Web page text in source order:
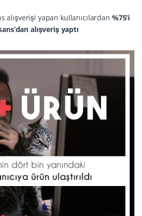
alışverişi yapan kullanıcılardan %75’i
alışveriş yaptı